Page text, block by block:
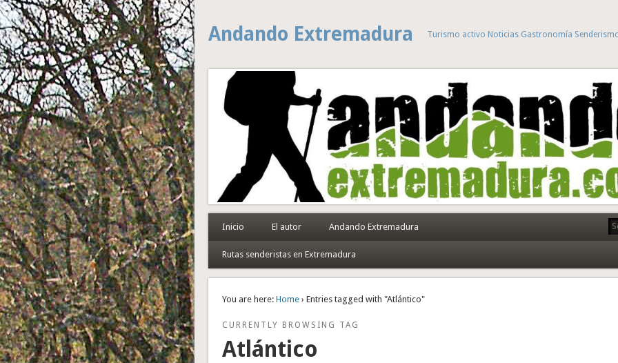
Andando Extremadura Turismo activo Noticias Gastronomía
Inicio El autor Andando Extremadura
Rutas senderistas en Extremadura
You are here: Home› Entries tagged with "Atlántico"
CURRENTLY BROWSING TAG
Atlántico